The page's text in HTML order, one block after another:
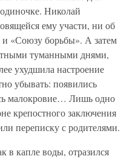
Николай
ему участи, ни об
и «Союзу борьбы». А затем
туманными днями,
ухудшила настроение
убывать: появились
малокровие… Лишь одно
крепостного заключения
переписку с родителями.
в капле воды, отразился